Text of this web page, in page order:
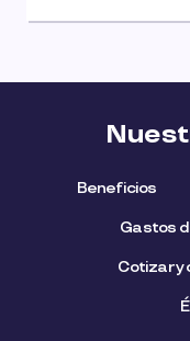
Beneficios
Gastos
Cotizar y